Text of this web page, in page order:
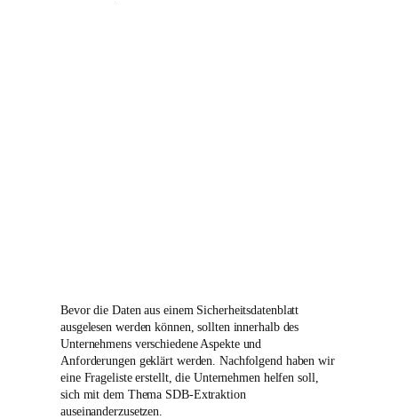
Bevor die Daten aus einem Sicherheitsdatenblatt
ausgelesen werden können, sollten innerhalb des
Unternehmens verschiedene Aspekte und
Anforderungen geklärt werden. Nachfolgend haben wir
eine Frageliste erstellt, die Unternehmen helfen soll,
sich mit dem Thema SDB-Extraktion
auseinanderzusetzen.